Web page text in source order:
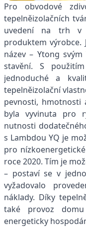
Pro obvodové
tepelněizolačních
uvedení na trh v
produktem výrobce.
název – Ytong
stavění. S
jednoduché a
tepelněizolační
pevnosti, hmotnosti
byla vyvinuta pro
nutnosti
s Lambdou YQ je
pro
roce 2020. Tím je
– postaví se v
vyžadovalo
náklady. Díky
také provoz
energeticky